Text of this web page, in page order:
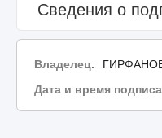
Сведения о
Владелец:
Дата и время